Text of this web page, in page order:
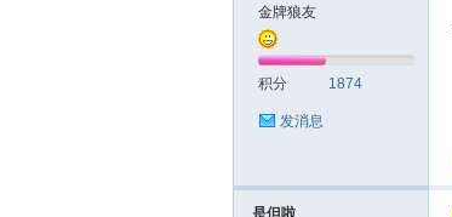
金牌狼友
积分 1874
发消息
是但啦